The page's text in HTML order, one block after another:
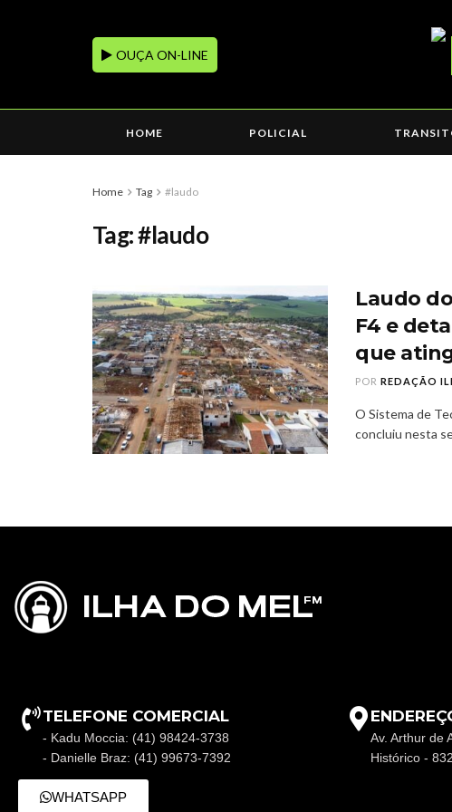
OUÇA ON-LINE
HOME POLICIAL
Home Tag #laudo
Tag:#laudo
Laudo
F4 e
que
POR REDAÇÃO
O Sistema de
concluiu nesta
TELEFONE COMERCIAL
- Kadu Moccia: (41) 98424-3738
- Danielle Braz: (41) 99673-7392
WHATSAPP
Av. Arthur de
Histórico -